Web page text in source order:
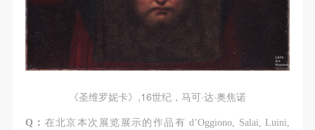
《圣维罗妮卡》,16世纪，马可·达·奥焦诺
Q： 在北京本次展览展示的作品有 d’Oggiono, Salai, Luini,